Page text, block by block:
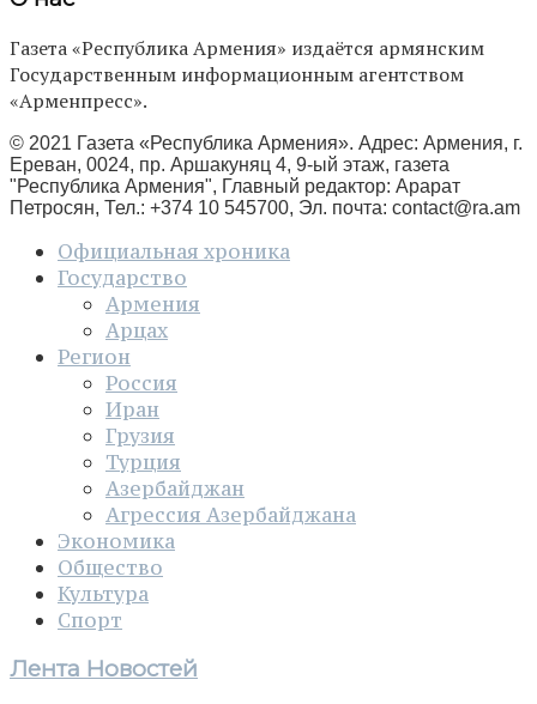
Газета «Республика Армения» издаётся армянским
Государственным информационным агентством
«Арменпресс».
© 2021 Газета «Республика Армения». Адрес: Армения, г.
Ереван, 0024, пр. Аршакуняц 4, 9-ый этаж, газета
"Республика Армения", Главный редактор: Арарат
Петросян, Тел.: +374 10 545700, Эл. почта: contact@ra.am
Официальная хроника
Государство
Армения
Арцах
Регион
Россия
Иран
Грузия
Турция
Азербайджан
Агрессия Азербайджана
Экономика
Общество
Культура
Спорт
Лента Новостей